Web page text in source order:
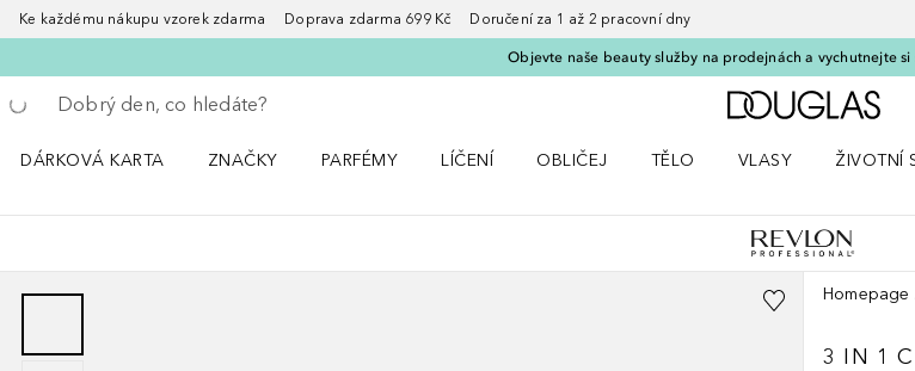
Ke každému nákupu vzorek zdarma Doprava zdarma 699 Kč Doručení za 1 až 2 pracovní dny
Objevte naše beauty služby na prodejnách a vychutnejte si
Vraťte se
Proveďte vyhledávání
Domů
DÁRKOVÁ KARTA
ZNAČKY
PARFÉMY
LÍČENÍ
OBLIČEJ
TĚLO
VLASY
ŽIVOTNÍ
Homepage
3 IN 1